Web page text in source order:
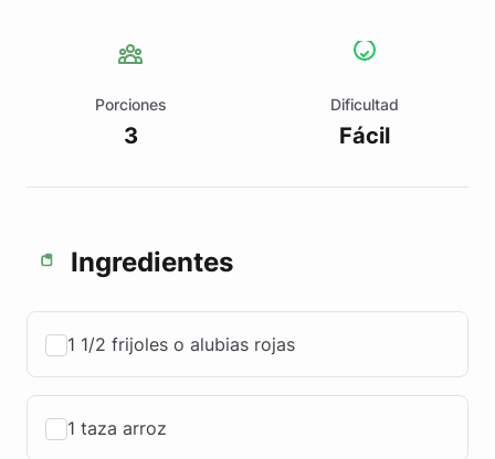
Porciones
3
Dificultad
Fácil
Ingredientes
1 1/2 frijoles o alubias rojas
1 taza arroz